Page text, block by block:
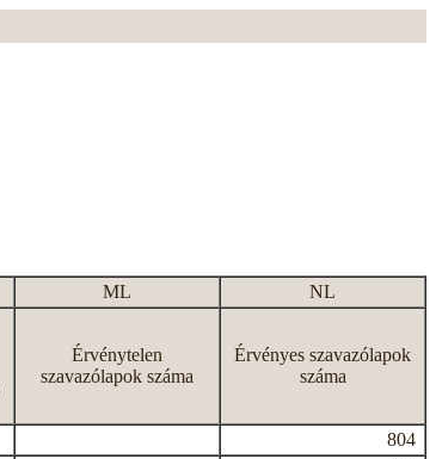
ML
NL
Érvénytelen
szavazólapok száma
Érvényes szavazólapok
száma
804